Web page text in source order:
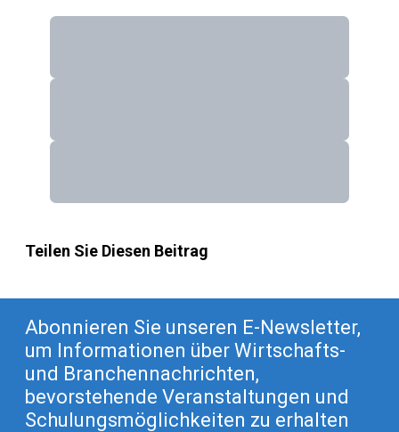
Teilen Sie Diesen Beitrag
Abonnieren Sie unseren E-Newsletter,
um Informationen über Wirtschafts-
und Branchennachrichten,
bevorstehende Veranstaltungen und
Schulungsmöglichkeiten zu erhalten